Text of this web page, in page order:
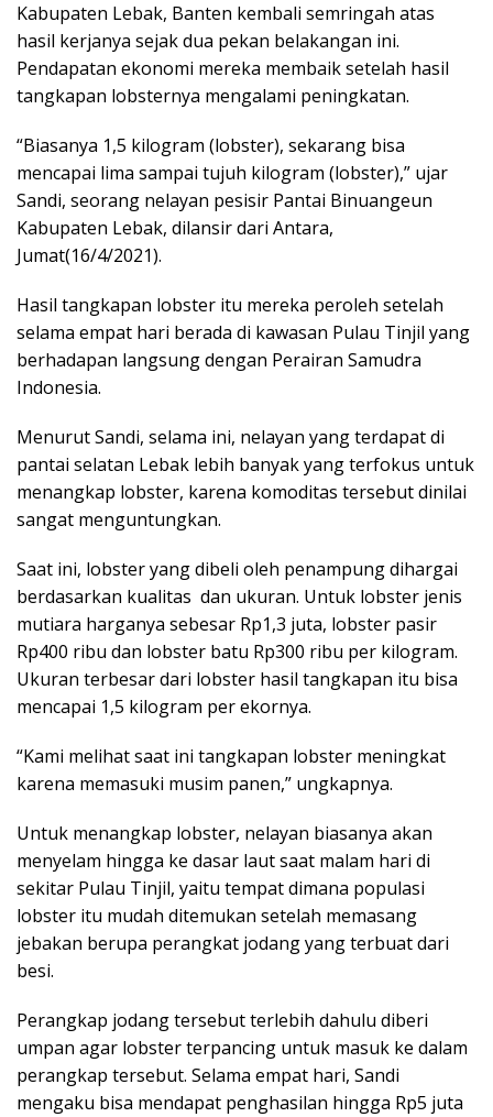
Kabupaten Lebak, Banten kembali semringah atas
hasil kerjanya sejak dua pekan belakangan ini.
Pendapatan ekonomi mereka membaik setelah hasil
tangkapan lobsternya mengalami peningkatan.
“Biasanya 1,5 kilogram (lobster), sekarang bisa
mencapai lima sampai tujuh kilogram (lobster),” ujar
Sandi, seorang nelayan pesisir Pantai Binuangeun
Kabupaten Lebak, dilansir dari Antara,
Jumat(16/4/2021).
Hasil tangkapan lobster itu mereka peroleh setelah
selama empat hari berada di kawasan Pulau Tinjil yang
berhadapan langsung dengan Perairan Samudra
Indonesia.
Menurut Sandi, selama ini, nelayan yang terdapat di
pantai selatan Lebak lebih banyak yang terfokus untuk
menangkap lobster, karena komoditas tersebut dinilai
sangat menguntungkan.
Saat ini, lobster yang dibeli oleh penampung dihargai
berdasarkan kualitas dan ukuran. Untuk lobster jenis
mutiara harganya sebesar Rp1,3 juta, lobster pasir
Rp400 ribu dan lobster batu Rp300 ribu per kilogram.
Ukuran terbesar dari lobster hasil tangkapan itu bisa
mencapai 1,5 kilogram per ekornya.
“Kami melihat saat ini tangkapan lobster meningkat
karena memasuki musim panen,” ungkapnya.
Untuk menangkap lobster, nelayan biasanya akan
menyelam hingga ke dasar laut saat malam hari di
sekitar Pulau Tinjil, yaitu tempat dimana populasi
lobster itu mudah ditemukan setelah memasang
jebakan berupa perangkat jodang yang terbuat dari
besi.
Perangkap jodang tersebut terlebih dahulu diberi
umpan agar lobster terpancing untuk masuk ke dalam
perangkap tersebut. Selama empat hari, Sandi
mengaku bisa mendapat penghasilan hingga Rp5 juta